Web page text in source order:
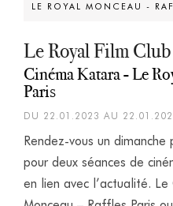
LE ROYAL MONCEAU -
Le Royal Film Club
Cinéma Katara - Le
Paris
DU 22.01.2023 AU
Rendez-vous un
pour deux séances de
en lien avec l’actualité. Le